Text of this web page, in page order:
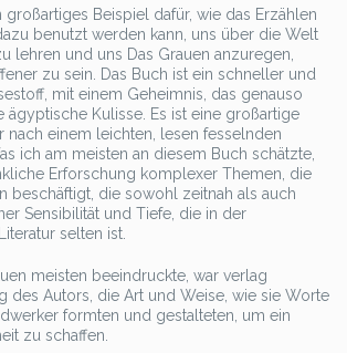
großartiges Beispiel dafür, wie das Erzählen
benutzt werden kann, uns über die Welt
lehren und uns Das Grauen anzuregen,
zu sein. Das Buch ist ein schneller und
mit einem Geheimnis, das genauso
ägyptische Kulisse. Es ist eine großartige
nach einem leichten, lesen fesselnden
ich am meisten an diesem Buch schätzte,
Erforschung komplexer Themen, die
beschäftigt, die sowohl zeitnah als auch
Sensibilität und Tiefe, die in der
selten ist.
meisten beeindruckte, war verlag
des Autors, die Art und Weise, wie sie Worte
formten und gestalteten, um ein
zu schaffen.